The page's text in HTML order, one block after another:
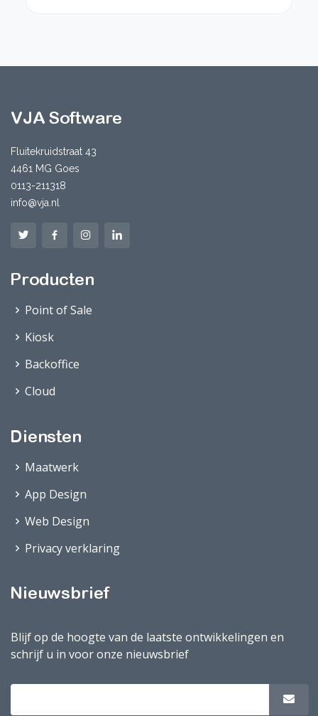
Fluitekruidstraat 43
4461 MG Goes
0113-211318
info@vja.nl
Point of Sale
Kiosk
Backoffice
Cloud
Maatwerk
App Design
Web Design
Privacy verklaring
Blijf op de hoogte van de laatste ontwikkelingen en
schrijf u in voor onze nieuwsbrief